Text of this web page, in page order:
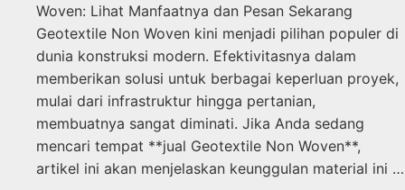
Woven: Lihat Manfaatnya dan Pesan Sekarang
Geotextile Non Woven kini menjadi pilihan populer di
dunia konstruksi modern. Efektivitasnya dalam
memberikan solusi untuk berbagai keperluan proyek,
mulai dari infrastruktur hingga pertanian,
membuatnya sangat diminati. Jika Anda sedang
mencari tempat **jual Geotextile Non Woven**,
artikel ini akan menjelaskan keunggulan material ini …